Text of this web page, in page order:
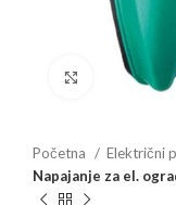
Povećajte
Početna Električni
Napajanje za el.